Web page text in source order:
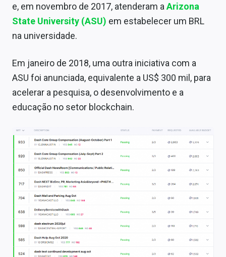
e, em novembro de 2017, atenderam a Arizona
State University (ASU) em estabelecer um BRL
na universidade.
Em janeiro de 2018, uma outra iniciativa com a
ASU foi anunciada, equivalente a US$ 300 mil, para
acelerar a pesquisa, o desenvolvimento e a
educação no setor blockchain.